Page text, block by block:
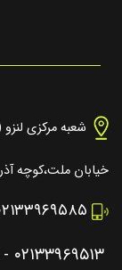
شعبه مرکزی
خیابان ملت،کوچه
۰۲۱۳۳۹۶۹۵۱۳ -